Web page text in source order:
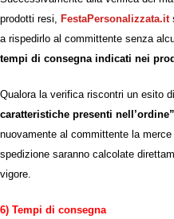
prodotti resi, FestaPersonalizzata.it
a rispedirlo al committente senza
tempi di consegna indicati nei
Qualora la verifica riscontri un esito di
caratteristiche presenti nell’ordine”
nuovamente al committente la
spedizione saranno calcolate
vigore.
6) Tempi di consegna